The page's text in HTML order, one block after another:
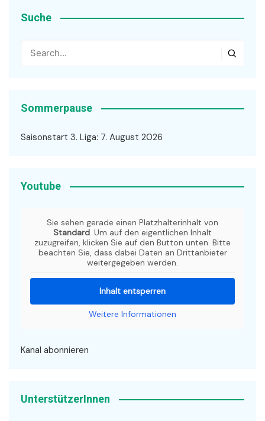
Suche
Sommerpause
Saisonstart 3. Liga: 7. August 2026
Youtube
Sie sehen gerade einen Platzhalterinhalt von
Standard. Um auf den eigentlichen Inhalt
zuzugreifen, klicken Sie auf den Button unten. Bitte
beachten Sie, dass dabei Daten an Drittanbieter
weitergegeben werden.
Inhalt entsperren
Weitere Informationen
Kanal abonnieren
UnterstützerInnen